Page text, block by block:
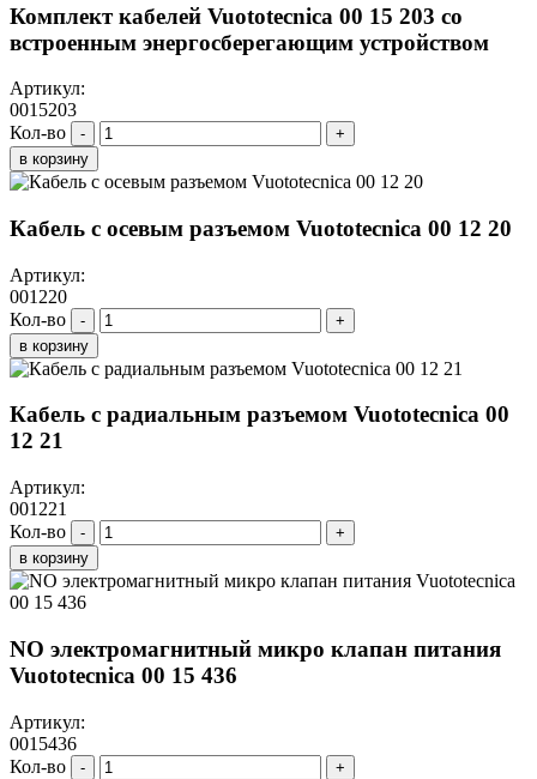
Комплект кабелей Vuototecnica 00 15 203 со
встроенным энергосберегающим устройством
Артикул:
0015203
Кол-во
-
+
в корзину
Кабель с осевым разъемом Vuototecnica 00 12 20
Артикул:
001220
Кол-во
-
+
в корзину
Кабель с радиальным разъемом Vuototecnica 00
12 21
Артикул:
001221
Кол-во
-
+
в корзину
NO электромагнитный микро клапан питания
Vuototecnica 00 15 436
Артикул:
0015436
Кол-во
-
+